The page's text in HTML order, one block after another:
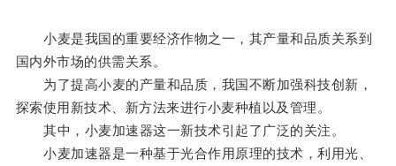
小麦是我国的重要经济作物之一，其产量和品质关系到
国内外市场的供需关系。
为了提高小麦的产量和品质，我国不断加强科技创新，
探索使用新技术、新方法来进行小麦种植以及管理。
其中，小麦加速器这一新技术引起了广泛的关注。
小麦加速器是一种基于光合作用原理的技术，利用光、